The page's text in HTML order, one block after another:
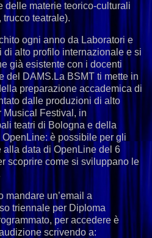
delle materie teorico-culturali
trucco teatrale).
ogni anno da Laboratori e
di alto profilo internazionale e si
già esistente con i docenti
del DAMS.La BSMT ti mette in
preparazione accademica di
dalle produzioni di alto
Musical Festival, in
teatri di Bologna e della
è possibile per gli
data di OpenLine del 6
scoprire come si sviluppano le
mandare un’email a
triennale per Diploma
per accedere è
scrivendo a: